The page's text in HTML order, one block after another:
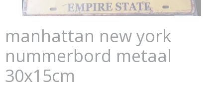
manhattan new york
nummerbord metaal
30x15cm